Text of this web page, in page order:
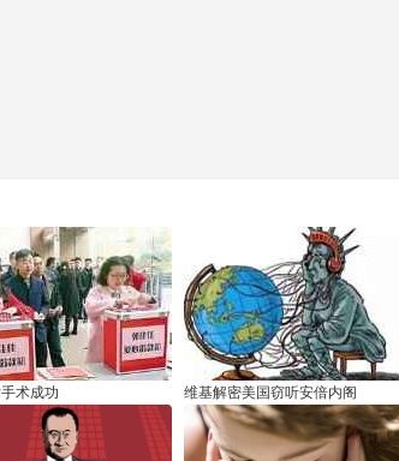
术成功 维基解密美国窃听安倍内阁